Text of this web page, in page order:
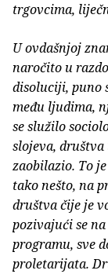
trgovcima,
U ovdašnjoj
naročito u
disoluciji, puno
među ljudima,
se služilo
slojeva,
zaobilazio. To
tako nešto, na
društva čije je
pozivajući se
programu, sve
proletarijata.